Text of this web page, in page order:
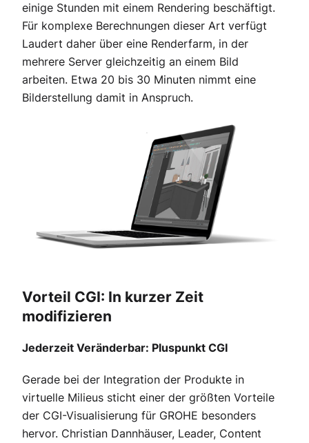
einige Stunden mit einem Rendering beschäftigt.
Für komplexe Berechnungen dieser Art verfügt
Laudert daher über eine Renderfarm, in der
mehrere Server gleichzeitig an einem Bild
arbeiten. Etwa 20 bis 30 Minuten nimmt eine
Bilderstellung damit in Anspruch.
Vorteil CGI: In kurzer Zeit
modifizieren
Jederzeit Veränderbar: Pluspunkt CGI
Gerade bei der Integration der Produkte in
virtuelle Milieus sticht einer der größten Vorteile
der CGI-Visualisierung für GROHE besonders
hervor. Christian Dannhäuser, Leader, Content